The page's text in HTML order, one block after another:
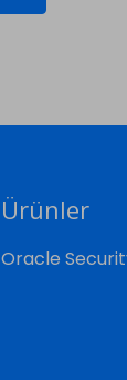
Ürünler
Oracle